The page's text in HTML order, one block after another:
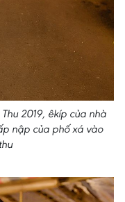
2019, êkíp của nhà
nập của phố xá vào